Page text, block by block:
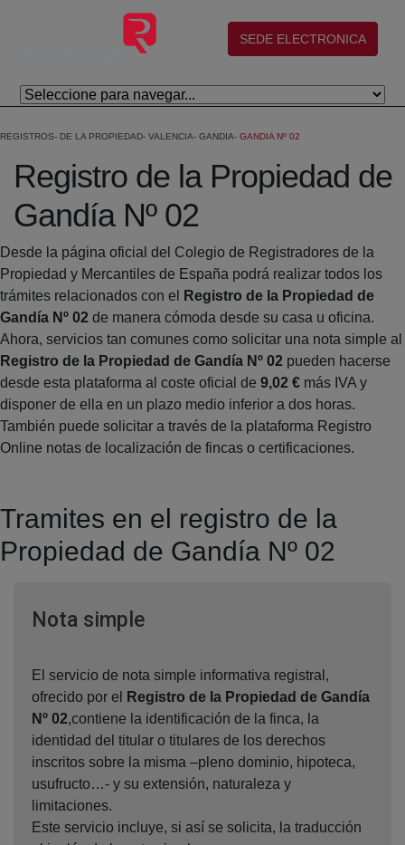
Skip to Main Content
(abre en nueva ventana)
SEDE ELECTRONICA
REGISTROS DE LA PROPIEDAD VALENCIA GANDIA GANDIA Nº 02
Registro de la Propiedad de
Gandía Nº 02
Desde la página oficial del Colegio de Registradores de la
Propiedad y Mercantiles de España podrá realizar todos los
trámites relacionados con el
Registro de la Propiedad de
Gandía Nº 02 de manera cómoda desde su casa u oficina.
Ahora, servicios tan comunes como solicitar una nota simple al
Registro de la Propiedad de Gandía Nº 02 pueden hacerse
desde esta plataforma al coste oficial de 9,02 € más IVA y
disponer de ella en un plazo medio inferior a dos horas.
También puede solicitar a través de la plataforma Registro
Online notas de localización de fincas o certificaciones.
Tramites en el registro de la
Propiedad de Gandía Nº 02
Nota simpleVentana nueva
El servicio de nota simple informativa registral,
ofrecido por el
Registro de la Propiedad de Gandía
Nº 02,contiene la identificación de la finca, la
identidad del titular o titulares de los derechos
inscritos sobre la misma –pleno dominio, hipoteca,
usufructo…- y su extensión, naturaleza y
limitaciones.
Este servicio incluye, si así se solicita, la traducción